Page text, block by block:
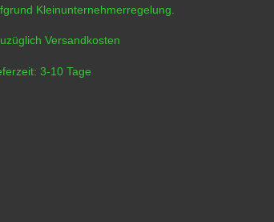
Kleinunternehmerregelung.
Versandkosten
3-10 Tage